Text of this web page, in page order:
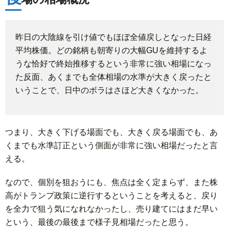
昨日の大陰線を引け値でもほぼ全値戻しとなった日経
平均株価。どの銘柄も朝寄りの大幅GUを維持するよ
うな恰好で終始推移するという非常に強い相場になっ
た反面、あくまでも全体相場の水準が大きく戻ったと
いうことで、日中のボラはさほど大きくなかった。
つまり、大きく下げる場面でも、大きく戻る場面でも、あ
くまでも水準訂正という側面が非常に強い相場だったと言
える。
なので、個別を狙おうにも、焦点は全く定まらず、また株
高がトランプ政策に逆行するということを考えると、戻り
を全力で狙う気になれなかったし、売り建てにはまだ早い
という、最後の最後まで様子見相場だったと思う。